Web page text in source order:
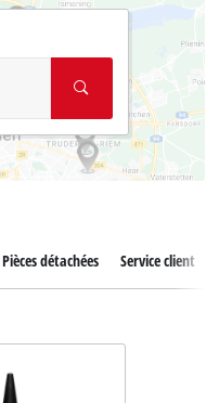
Pièces détachées Service client